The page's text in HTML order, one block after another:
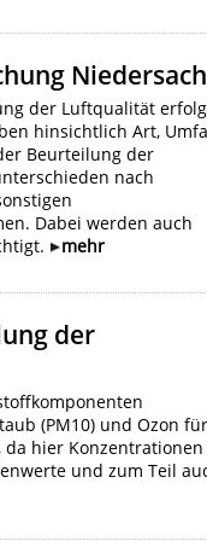
der Luftqualität
hinsichtlich Art,
Beurteilung der
nach
Dabei werden auch
mehr
der
(PM10) und Ozon
hier
und zum Teil